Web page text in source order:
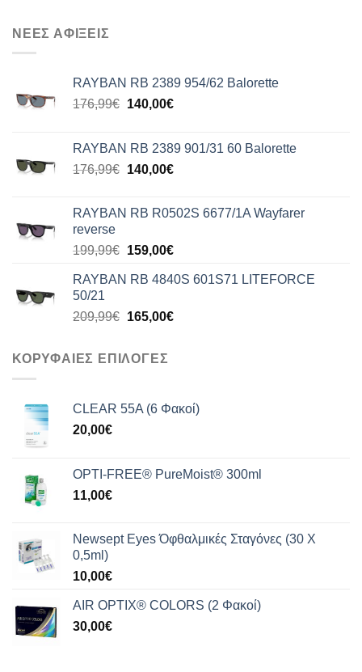
ΝΕΕΣ ΑΦΙΞΕΙΣ
RAYBAN RB 2389 954/62 Balorette
176,99€ Original
176,99€.
140,00€Η
είναι:
140,00€.
RAYBAN RB 2389 901/31 60 Balorette
176,99€ Original
176,99€.
140,00€Η
είναι:
RAYBAN RB R0502S 6677/1A Wayfarer
reverse
199,99€ Original
was:
159,00€Η
τιμή
159,00€.
RAYBAN RB 4840S 601S71 LITEFORCE
50/21
209,99€ Original
209,99€.
165,00€Η
ΚΟΡΥΦΑΙΕΣ ΕΠΙΛΟΓΕΣ
CLEAR 55A (6 Φακοί)
20,00€
OPTI-FREE® PureMoist® 300ml
11,00€
Newsept Eyes Όφθαλμικές Σταγόνες (30 Χ
0,5ml)
10,00€
AIR OPTIX® COLORS (2 Φακοί)
30,00€